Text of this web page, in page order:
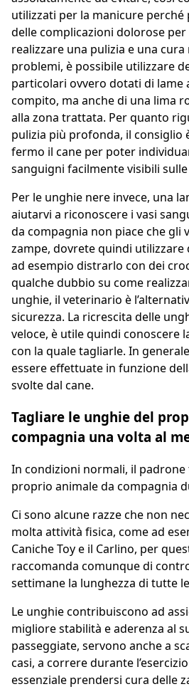
utilizzati per la manicure
delle complicazioni dolorose per
realizzare una pulizia e una cura
problemi, è possibile utilizzare
particolari ovvero dotati di lame
compito, ma anche di una lima
alla zona trattata. Per quanto
pulizia più profonda, il consiglio
fermo il cane per poter
sanguigni facilmente visibili
Per le unghie nere invece, una
aiutarvi a riconoscere i vasi
da compagnia non piace che gli
zampe, dovrete quindi utilizzare
ad esempio distrarlo con dei
qualche dubbio su come
unghie, il veterinario è
sicurezza. La ricrescita delle
veloce, è utile quindi conoscere
con la quale tagliarle. In
essere effettuate in funzione
svolte dal cane.
Tagliare le unghie del
compagnia una volta al
In condizioni normali, il padrone
proprio animale da compagnia
Ci sono alcune razze che non
molta attività fisica, come ad
Caniche Toy e il Carlino, per
raccomanda comunque di
settimane la lunghezza di tutte
Le unghie contribuiscono ad
migliore stabilità e aderenza al
passeggiate, servono anche a
casi, a correre durante
essenziale prendersi cura delle